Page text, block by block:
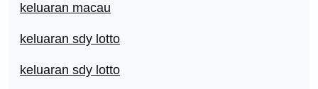
keluaran macau
keluaran sdy lotto
keluaran sdy lotto